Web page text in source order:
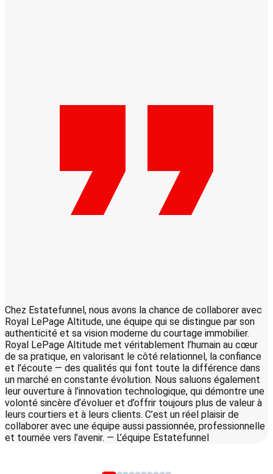
Chez Estatefunnel, nous avons la chance de collaborer avec
Royal LePage Altitude, une équipe qui se distingue par son
authenticité et sa vision moderne du courtage immobilier.
Royal LePage Altitude met véritablement l’humain au cœur
de sa pratique, en valorisant le côté relationnel, la confiance
et l’écoute — des qualités qui font toute la différence dans
un marché en constante évolution. Nous saluons également
leur ouverture à l’innovation technologique, qui démontre une
volonté sincère d’évoluer et d’offrir toujours plus de valeur à
leurs courtiers et à leurs clients. C’est un réel plaisir de
collaborer avec une équipe aussi passionnée, professionnelle
et tournée vers l’avenir. — L’équipe Estatefunnel